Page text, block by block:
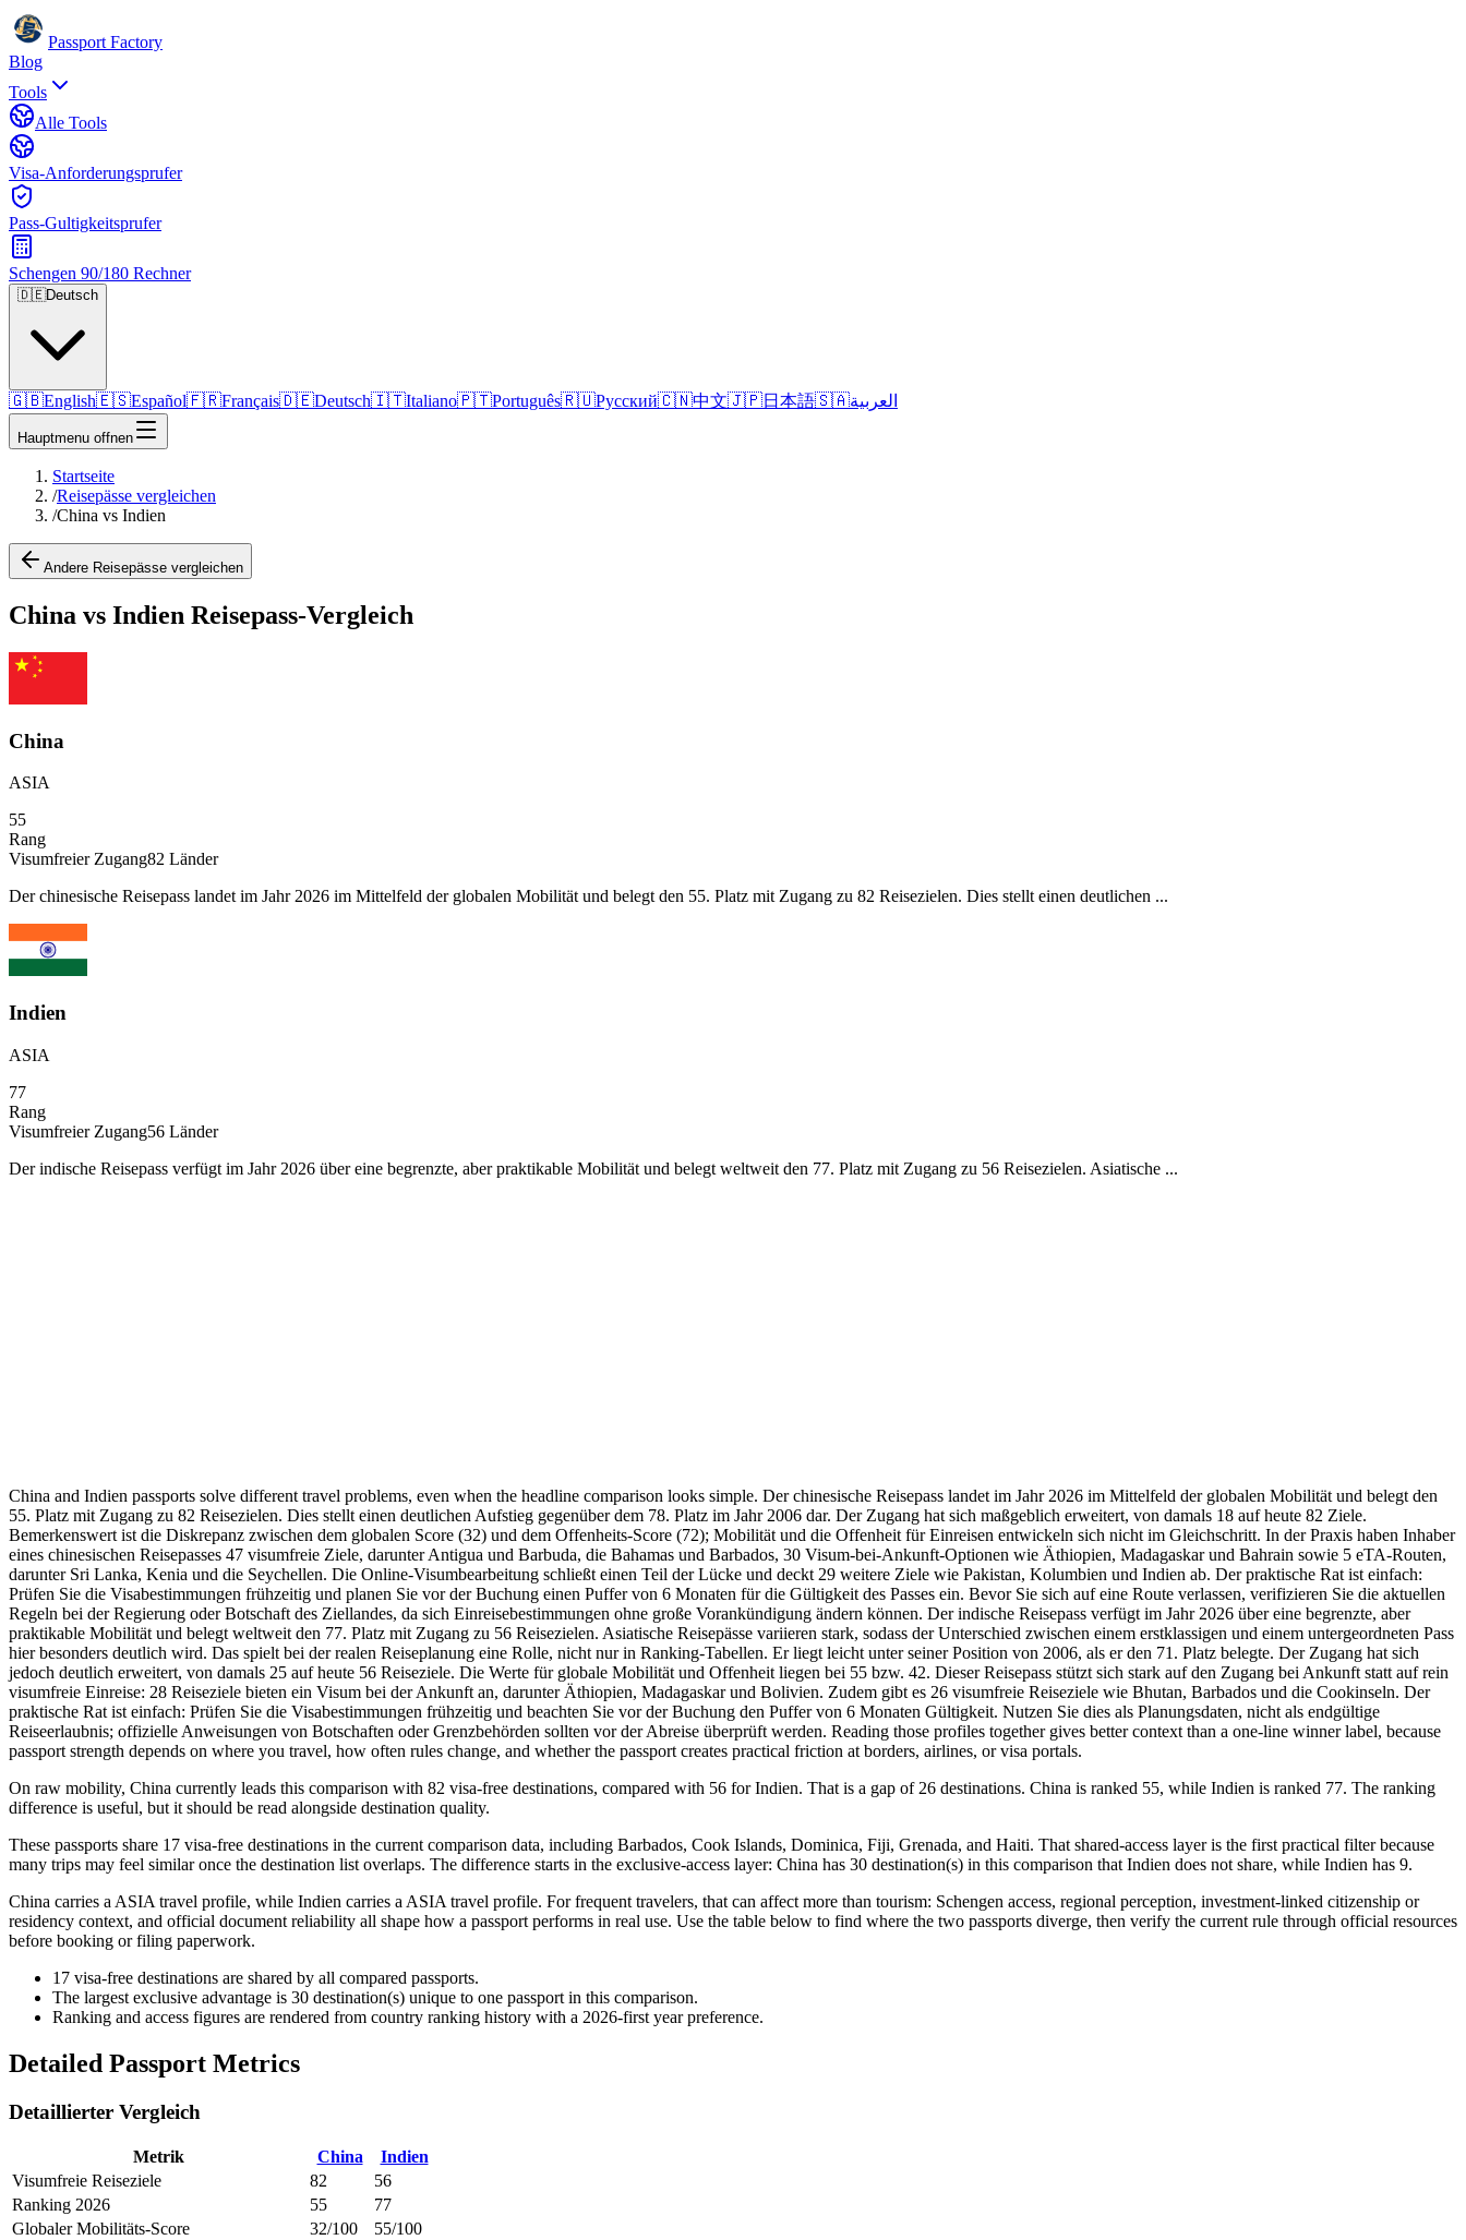
Passport Factory
Blog
Tools
Alle Tools
Visa-Anforderungsprufer
Pass-Gultigkeitsprufer
Schengen 90/180 Rechner
🇩🇪Deutsch
🇬🇧English🇪🇸Español🇫🇷Français🇩🇪Deutsch🇮🇹Italiano🇵🇹Português🇷🇺Русский🇨🇳中文🇯🇵日本語🇸🇦العربية
Hauptmenu offnen
Startseite
/Reisepässe vergleichen
/China vs Indien
Andere Reisepässe vergleichen
China vs Indien Reisepass-Vergleich
China
ASIA
55
Rang
Visumfreier Zugang82 Länder
Der chinesische Reisepass landet im Jahr 2026 im Mittelfeld der globalen Mobilität und belegt den 55. Platz mit Zugang zu 82 Reisezielen. Dies stellt einen deutlichen ...
Indien
ASIA
77
Rang
Visumfreier Zugang56 Länder
Der indische Reisepass verfügt im Jahr 2026 über eine begrenzte, aber praktikable Mobilität und belegt weltweit den 77. Platz mit Zugang zu 56 Reisezielen. Asiatische ...
China and Indien passports solve different travel problems, even when the headline comparison looks simple. Der chinesische Reisepass landet im Jahr 2026 im Mittelfeld der globalen Mobilität und belegt den
55. Platz mit Zugang zu 82 Reisezielen. Dies stellt einen deutlichen Aufstieg gegenüber dem 78. Platz im Jahr 2006 dar. Der Zugang hat sich maßgeblich erweitert, von damals 18 auf heute 82 Ziele.
Bemerkenswert ist die Diskrepanz zwischen dem globalen Score (32) und dem Offenheits-Score (72); Mobilität und die Offenheit für Einreisen entwickeln sich nicht im Gleichschritt. In der Praxis haben Inhaber
eines chinesischen Reisepasses 47 visumfreie Ziele, darunter Antigua und Barbuda, die Bahamas und Barbados, 30 Visum-bei-Ankunft-Optionen wie Äthiopien, Madagaskar und Bahrain sowie 5 eTA-Routen,
darunter Sri Lanka, Kenia und die Seychellen. Die Online-Visumbearbeitung schließt einen Teil der Lücke und deckt 29 weitere Ziele wie Pakistan, Kolumbien und Indien ab. Der praktische Rat ist einfach:
Prüfen Sie die Visabestimmungen frühzeitig und planen Sie vor der Buchung einen Puffer von 6 Monaten für die Gültigkeit des Passes ein. Bevor Sie sich auf eine Route verlassen, verifizieren Sie die aktuellen
Regeln bei der Regierung oder Botschaft des Ziellandes, da sich Einreisebestimmungen ohne große Vorankündigung ändern können. Der indische Reisepass verfügt im Jahr 2026 über eine begrenzte, aber
praktikable Mobilität und belegt weltweit den 77. Platz mit Zugang zu 56 Reisezielen. Asiatische Reisepässe variieren stark, sodass der Unterschied zwischen einem erstklassigen und einem untergeordneten Pass
hier besonders deutlich wird. Das spielt bei der realen Reiseplanung eine Rolle, nicht nur in Ranking-Tabellen. Er liegt leicht unter seiner Position von 2006, als er den 71. Platz belegte. Der Zugang hat sich
jedoch deutlich erweitert, von damals 25 auf heute 56 Reiseziele. Die Werte für globale Mobilität und Offenheit liegen bei 55 bzw. 42. Dieser Reisepass stützt sich stark auf den Zugang bei Ankunft statt auf rein
visumfreie Einreise: 28 Reiseziele bieten ein Visum bei der Ankunft an, darunter Äthiopien, Madagaskar und Bolivien. Zudem gibt es 26 visumfreie Reiseziele wie Bhutan, Barbados und die Cookinseln. Der
praktische Rat ist einfach: Prüfen Sie die Visabestimmungen frühzeitig und beachten Sie vor der Buchung den Puffer von 6 Monaten Gültigkeit. Nutzen Sie dies als Planungsdaten, nicht als endgültige
Reiseerlaubnis; offizielle Anweisungen von Botschaften oder Grenzbehörden sollten vor der Abreise überprüft werden. Reading those profiles together gives better context than a one-line winner label, because
passport strength depends on where you travel, how often rules change, and whether the passport creates practical friction at borders, airlines, or visa portals.
On raw mobility, China currently leads this comparison with 82 visa-free destinations, compared with 56 for Indien. That is a gap of 26 destinations. China is ranked 55, while Indien is ranked 77. The ranking
difference is useful, but it should be read alongside destination quality.
These passports share 17 visa-free destinations in the current comparison data, including Barbados, Cook Islands, Dominica, Fiji, Grenada, and Haiti. That shared-access layer is the first practical filter because
many trips may feel similar once the destination list overlaps. The difference starts in the exclusive-access layer: China has 30 destination(s) in this comparison that Indien does not share, while Indien has 9.
China carries a ASIA travel profile, while Indien carries a ASIA travel profile. For frequent travelers, that can affect more than tourism: Schengen access, regional perception, investment-linked citizenship or
residency context, and official document reliability all shape how a passport performs in real use. Use the table below to find where the two passports diverge, then verify the current rule through official resources
before booking or filing paperwork.
17 visa-free destinations are shared by all compared passports.
The largest exclusive advantage is 30 destination(s) unique to one passport in this comparison.
Ranking and access figures are rendered from country ranking history with a 2026-first year preference.
Detailed Passport Metrics
Detaillierter Vergleich
Metrik China
Indien
Visumfreie Reiseziele
82
56
Ranking 2026
55
77
Globaler Mobilitäts-Score
32/100
55/100